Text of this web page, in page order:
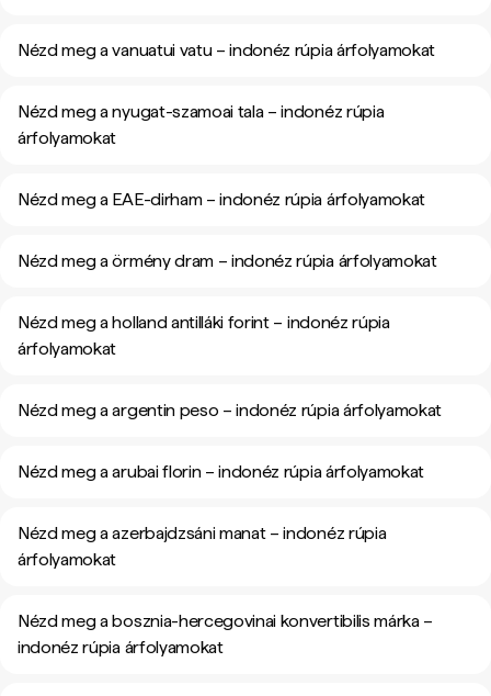
Nézd meg a vanuatui vatu – indonéz rúpia árfolyamokat
Nézd meg a nyugat-szamoai tala – indonéz rúpia
árfolyamokat
Nézd meg a EAE-dirham – indonéz rúpia árfolyamokat
Nézd meg a örmény dram – indonéz rúpia árfolyamokat
Nézd meg a holland antilláki forint – indonéz rúpia
árfolyamokat
Nézd meg a argentin peso – indonéz rúpia árfolyamokat
Nézd meg a arubai florin – indonéz rúpia árfolyamokat
Nézd meg a azerbajdzsáni manat – indonéz rúpia
árfolyamokat
Nézd meg a bosznia-hercegovinai konvertibilis márka –
indonéz rúpia árfolyamokat